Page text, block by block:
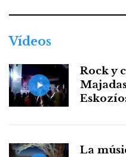
Vídeos
Rock y
La